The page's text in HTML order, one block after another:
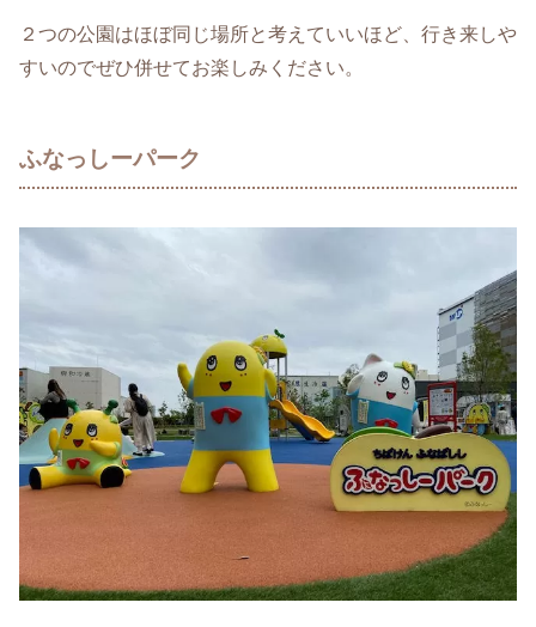
２つの公園はほぼ同じ場所と考えていいほど、行き来しや
すいのでぜひ併せてお楽しみください。
ふなっしーパーク